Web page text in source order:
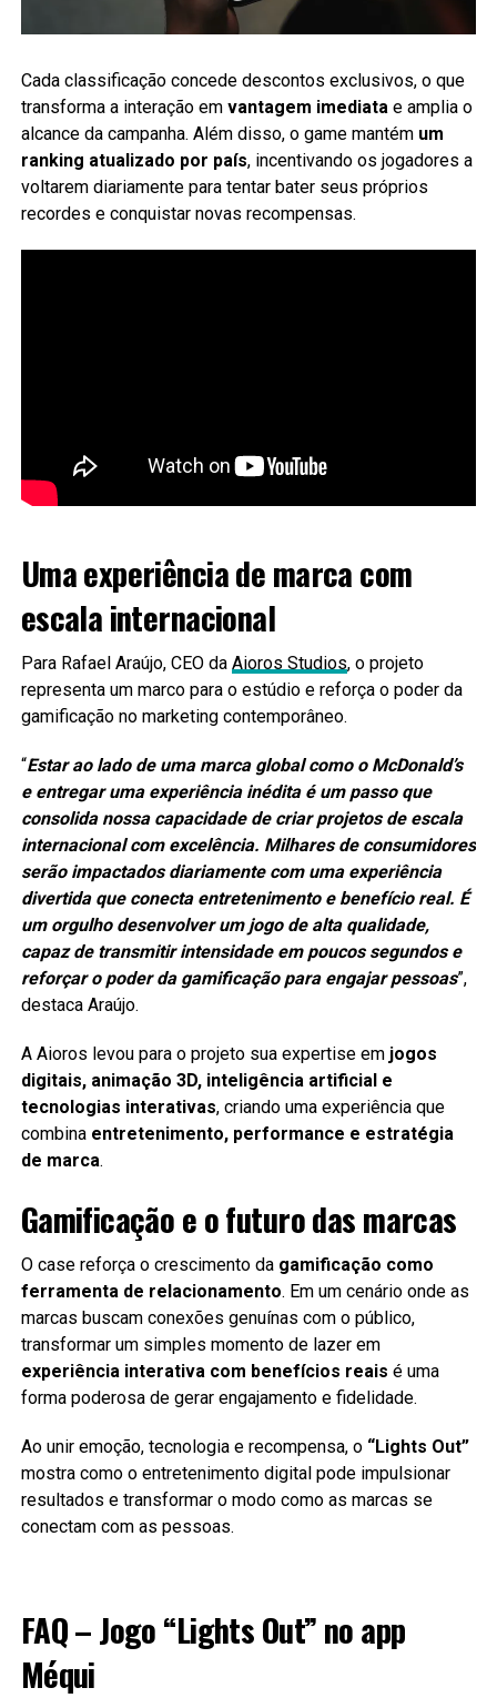
Cada classificação concede descontos exclusivos, o que
transforma a interação em vantagem imediatae amplia o
alcance da campanha. Além disso, o game mantém um
ranking atualizado por país, incentivando os jogadores a
voltarem diariamente para tentar bater seus próprios
recordes e conquistar novas recompensas.
Uma experiência de marca com
escala internacional
Para Rafael Araújo, CEO da Aioros Studios, o projeto
representa um marco para o estúdio e reforça o poder da
gamificação no marketing contemporâneo.
“Estar ao lado de uma marca global como o McDonald’s
e entregar uma experiência inédita é um passo que
consolida nossa capacidade de criar projetos de escala
internacional com excelência. Milhares de consumidores
serão impactados diariamente com uma experiência
divertida que conecta entretenimento e benefício real. É
um orgulho desenvolver um jogo de alta qualidade,
capaz de transmitir intensidade em poucos segundos e
reforçar o poder da gamificação para engajar pessoas”,
destaca Araújo.
A Aioros levou para o projeto sua expertise em jogos
digitais, animação 3D, inteligência artificial e
tecnologias interativas, criando uma experiência que
combina entretenimento, performance e estratégia
de marca.
Gamificação e o futuro das marcas
O case reforça o crescimento da gamificação como
ferramenta de relacionamento. Em um cenário onde as
marcas buscam conexões genuínas com o público,
transformar um simples momento de lazer em
experiência interativa com benefícios reais é uma
forma poderosa de gerar engajamento e fidelidade.
Ao unir emoção, tecnologia e recompensa, o “Lights Out”
mostra como o entretenimento digital pode impulsionar
resultados e transformar o modo como as marcas se
conectam com as pessoas.
FAQ – Jogo “Lights Out” no app
Méqui